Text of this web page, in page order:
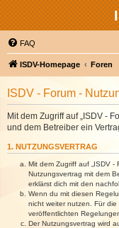
FAQ
ISDV-Homepage Foren
ISDV - Forum -
Mit dem Zugriff auf „ISDV -
und dem Betreiber ein
1. NUTZUNGSVERTRAG
Mit dem Zugriff auf „ISDV -
Nutzungsvertrag mit dem
erklärst dich mit den
Wenn du mit diesen
nicht weiter nutzen. Für
veröffentlichten
Der Nutzungsvertrag wird